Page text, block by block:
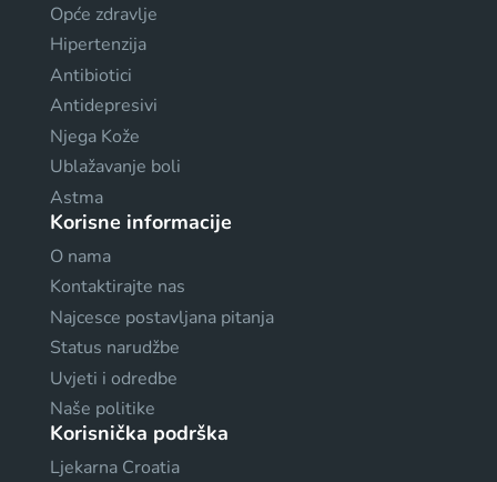
Opće zdravlje
Hipertenzija
Antibiotici
Antidepresivi
Njega Kože
Ublažavanje boli
Astma
Korisne informacije
O nama
Kontaktirajte nas
Najcesce postavljana pitanja
Status narudžbe
Uvjeti i odredbe
Naše politike
Korisnička podrška
Ljekarna Croatia